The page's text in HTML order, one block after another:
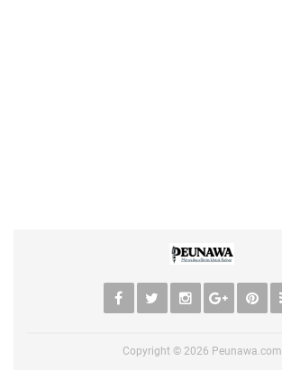
Copyright © 2026 Peunawa.com